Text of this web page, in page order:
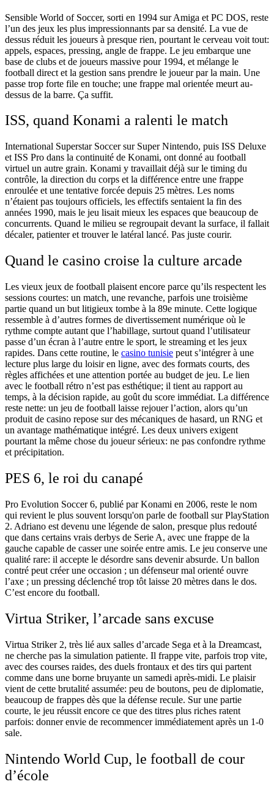
Sensible World of Soccer, sorti en 1994 sur Amiga et PC DOS, reste
l’un des jeux les plus impressionnants par sa densité. La vue de
dessus réduit les joueurs à presque rien, pourtant le cerveau voit tout:
appels, espaces, pressing, angle de frappe. Le jeu embarque une
base de clubs et de joueurs massive pour 1994, et mélange le
football direct et la gestion sans prendre le joueur par la main. Une
passe trop forte file en touche; une frappe mal orientée meurt au-
dessus de la barre. Ça suffit.
ISS, quand Konami a ralenti le match
International Superstar Soccer sur Super Nintendo, puis ISS Deluxe
et ISS Pro dans la continuité de Konami, ont donné au football
virtuel un autre grain. Konami y travaillait déjà sur le timing du
contrôle, la direction du corps et la différence entre une frappe
enroulée et une tentative forcée depuis 25 mètres. Les noms
n’étaient pas toujours officiels, les effectifs sentaient la fin des
années 1990, mais le jeu lisait mieux les espaces que beaucoup de
concurrents. Quand le milieu se regroupait devant la surface, il fallait
décaler, patienter et trouver le latéral lancé. Pas juste courir.
Quand le casino croise la culture arcade
Les vieux jeux de football plaisent encore parce qu’ils respectent les
sessions courtes: un match, une revanche, parfois une troisième
partie quand un but litigieux tombe à la 89e minute. Cette logique
ressemble à d’autres formes de divertissement numérique où le
rythme compte autant que l’habillage, surtout quand l’utilisateur
passe d’un écran à l’autre entre le sport, le streaming et les jeux
rapides. Dans cette routine, le casino tunisie peut s’intégrer à une
lecture plus large du loisir en ligne, avec des formats courts, des
règles affichées et une attention portée au budget de jeu. Le lien
avec le football rétro n’est pas esthétique; il tient au rapport au
temps, à la décision rapide, au goût du score immédiat. La différence
reste nette: un jeu de football laisse rejouer l’action, alors qu’un
produit de casino repose sur des mécaniques de hasard, un RNG et
un avantage mathématique intégré. Les deux univers exigent
pourtant la même chose du joueur sérieux: ne pas confondre rythme
et précipitation.
PES 6, le roi du canapé
Pro Evolution Soccer 6, publié par Konami en 2006, reste le nom
qui revient le plus souvent lorsqu'on parle de football sur PlayStation
2. Adriano est devenu une légende de salon, presque plus redouté
que dans certains vrais derbys de Serie A, avec une frappe de la
gauche capable de casser une soirée entre amis. Le jeu conserve une
qualité rare: il accepte le désordre sans devenir absurde. Un ballon
contré peut créer une occasion ; un défenseur mal orienté ouvre
l’axe ; un pressing déclenché trop tôt laisse 20 mètres dans le dos.
C’est encore du football.
Virtua Striker, l’arcade sans excuse
Virtua Striker 2, très lié aux salles d’arcade Sega et à la Dreamcast,
ne cherche pas la simulation patiente. Il frappe vite, parfois trop vite,
avec des courses raides, des duels frontaux et des tirs qui partent
comme dans une borne bruyante un samedi après-midi. Le plaisir
vient de cette brutalité assumée: peu de boutons, peu de diplomatie,
beaucoup de frappes dès que la défense recule. Sur une partie
courte, le jeu réussit encore ce que des titres plus riches ratent
parfois: donner envie de recommencer immédiatement après un 1-0
sale.
Nintendo World Cup, le football de cour
d’école